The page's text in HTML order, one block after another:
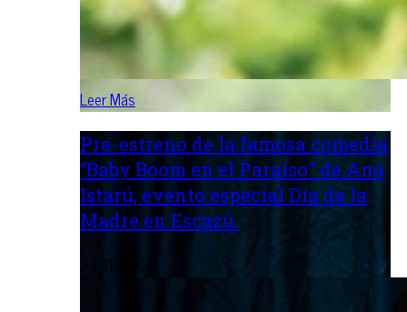
Leer Más
Pre-estreno de la famosa comedia
“Baby Boom en el Paraíso” de Ana
Istarú, evento especial Día de la
Madre en Escazú.
Jul 31, 2026